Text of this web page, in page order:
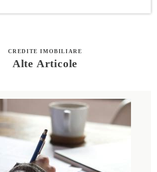
CREDITE IMOBILIARE
Alte Articole